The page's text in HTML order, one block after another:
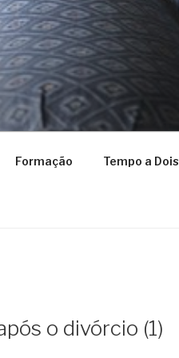
Formação Tempo a Dois
o divórcio (1)